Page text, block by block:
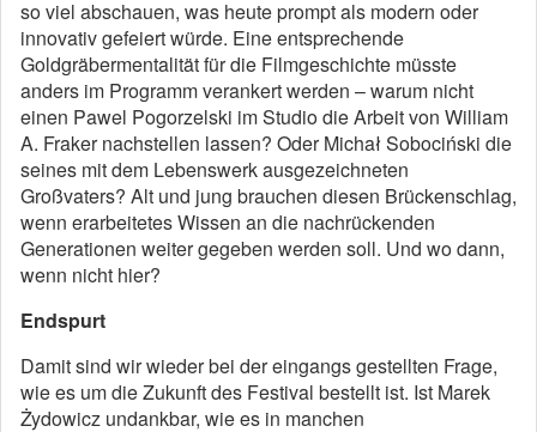
so viel abschauen, was heute prompt als modern oder
innovativ gefeiert würde. Eine entsprechende
Goldgräbermentalität für die Filmgeschichte müsste
anders im Programm verankert werden – warum nicht
einen Pawel Pogorzelski im Studio die Arbeit von William
A. Fraker nachstellen lassen? Oder Michał Sobociński die
seines mit dem Lebenswerk ausgezeichneten
Großvaters? Alt und jung brauchen diesen Brückenschlag,
wenn erarbeitetes Wissen an die nachrückenden
Generationen weiter gegeben werden soll. Und wo dann,
wenn nicht hier?
Endspurt
Damit sind wir wieder bei der eingangs gestellten Frage,
wie es um die Zukunft des Festival bestellt ist. Ist Marek
Żydowicz undankbar, wie es in manchen